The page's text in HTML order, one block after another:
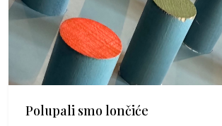
Polupali smo lončiće